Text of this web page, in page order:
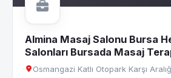
Almina Masaj Salonu Bursa
Salonları Bursada Masaj
Osmangazi Katlı Otopark Karşı